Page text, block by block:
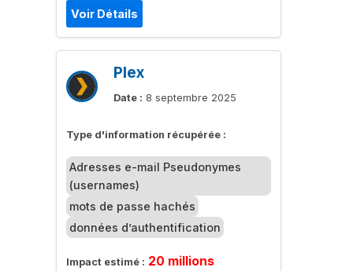
Voir Détails
Plex
Date : 8 septembre 2025
Type d'information récupérée :
Adresses e-mail Pseudonymes
(usernames)
mots de passe hachés
données d’authentification
Impact estimé : 20 millions